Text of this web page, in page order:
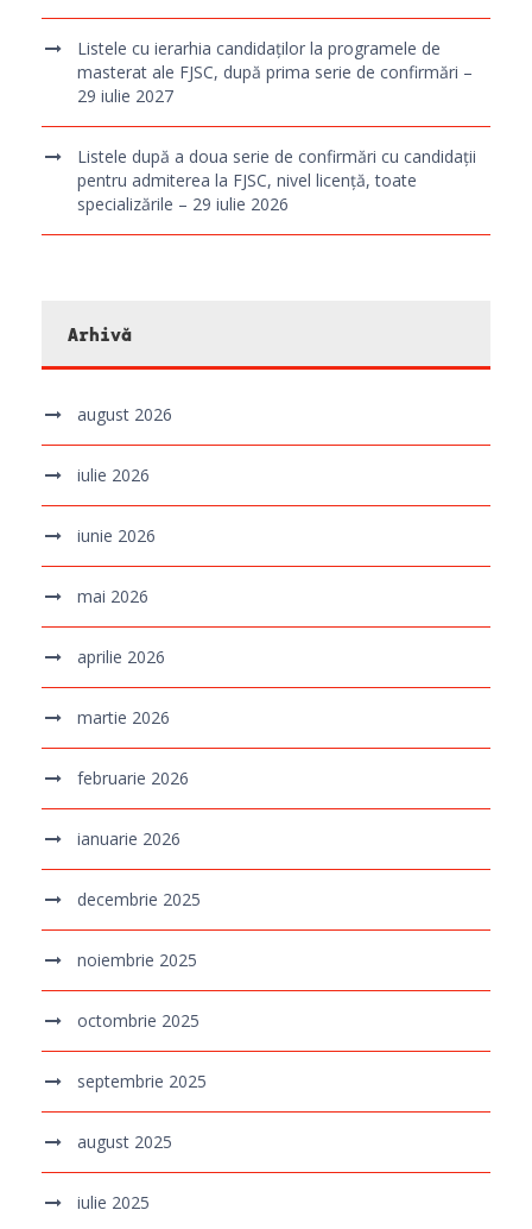
Listele cu ierarhia candidaților la programele de
masterat ale FJSC, după prima serie de confirmări –
29 iulie 2027
Listele după a doua serie de confirmări cu candidații
pentru admiterea la FJSC, nivel licență, toate
specializările – 29 iulie 2026
Arhivă
august 2026
iulie 2026
iunie 2026
mai 2026
aprilie 2026
martie 2026
februarie 2026
ianuarie 2026
decembrie 2025
noiembrie 2025
octombrie 2025
septembrie 2025
august 2025
iulie 2025